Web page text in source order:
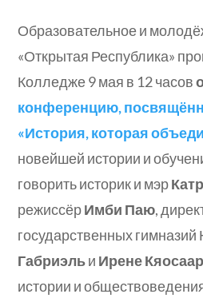
Образовательное и
«Открытая Республика»
Колледже 9 мая в 12 часов
конференцию,
«История, которая
новейшей истории и
говорить историк и мэр
режиссёрИмби Паю,
государственных
Габриэльи Ирене Кяосаар
истории и